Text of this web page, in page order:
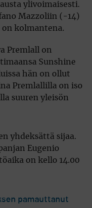
ylivoimaisesti.
Mazzoliin (-14)
on kolmantena.
Premlall on
Sunshine
hän on ollut
Premlallilla on iso
suuren yleisön
yhdeksättä sijaa.
Eugenio
on kello 14.00
pamauttanut